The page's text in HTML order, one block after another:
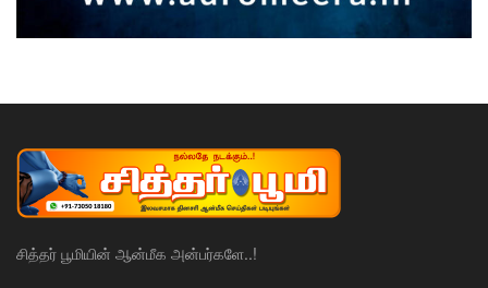
சித்தர் பூமியின் ஆன்மீக அன்பர்களே..!